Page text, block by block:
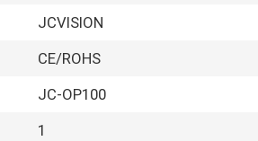
JCVISION
CE/ROHS
JC-OP100
1